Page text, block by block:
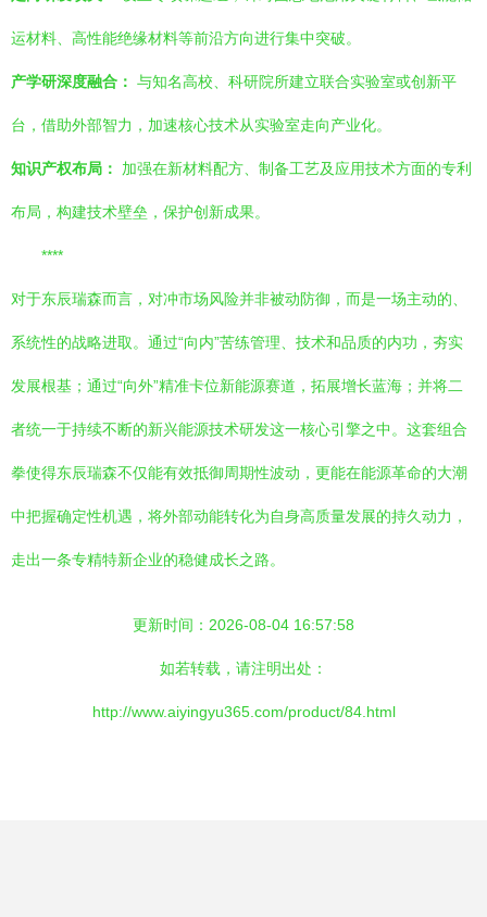
运材料、高性能绝缘材料等前沿方向进行集中突破。
产学研深度融合： 与知名高校、科研院所建立联合实验室或创新平
台，借助外部智力，加速核心技术从实验室走向产业化。
知识产权布局： 加强在新材料配方、制备工艺及应用技术方面的专利
布局，构建技术壁垒，保护创新成果。
****
对于东辰瑞森而言，对冲市场风险并非被动防御，而是一场主动的、
系统性的战略进取。通过“向内”苦练管理、技术和品质的内功，夯实
发展根基；通过“向外”精准卡位新能源赛道，拓展增长蓝海；并将二
者统一于持续不断的新兴能源技术研发这一核心引擎之中。这套组合
拳使得东辰瑞森不仅能有效抵御周期性波动，更能在能源革命的大潮
中把握确定性机遇，将外部动能转化为自身高质量发展的持久动力，
走出一条专精特新企业的稳健成长之路。
更新时间：2026-08-04 16:57:58
如若转载，请注明出处：
http://www.aiyingyu365.com/product/84.html